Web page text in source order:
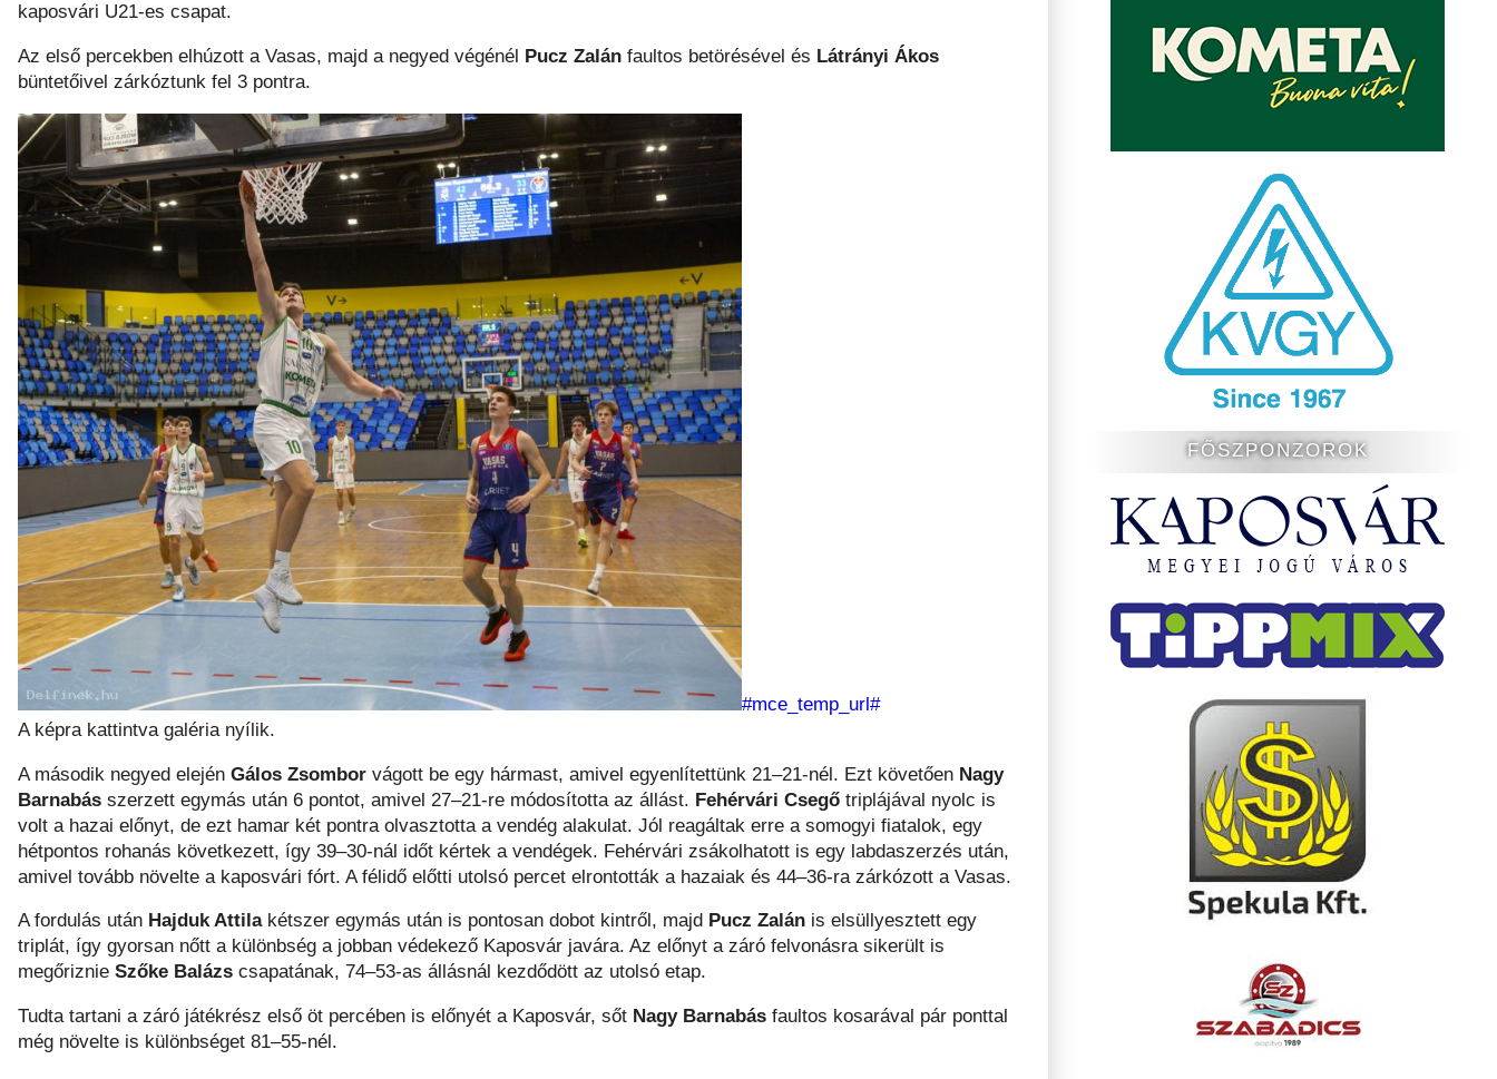
kaposvári U21-es csapat.
Az első percekben elhúzott a Vasas, majd a negyed végénél Pucz Zalán faultos betörésével és Látrányi Ákos
büntetőivel zárkóztunk fel 3 pontra.
#mce_temp_url#
A képra kattintva galéria nyílik.
A második negyed elején Gálos Zsombor vágott be egy hármast, amivel egyenlítettünk 21–21-nél. Ezt követően Nagy
Barnabás szerzett egymás után 6 pontot, amivel 27–21-re módosította az állást. Fehérvári Csegő triplájával nyolc is
volt a hazai előnyt, de ezt hamar két pontra olvasztotta a vendég alakulat. Jól reagáltak erre a somogyi fiatalok, egy
hétpontos rohanás következett, így 39–30-nál időt kértek a vendégek. Fehérvári zsákolhatott is egy labdaszerzés után,
amivel tovább növelte a kaposvári fórt. A félidő előtti utolsó percet elrontották a hazaiak és 44–36-ra zárkózott a Vasas.
A fordulás után Hajduk Attila kétszer egymás után is pontosan dobot kintről, majd Pucz Zalán is elsüllyesztett egy
triplát, így gyorsan nőtt a különbség a jobban védekező Kaposvár javára. Az előnyt a záró felvonásra sikerült is
megőriznie Szőke Balázs csapatának, 74–53-as állásnál kezdődött az utolsó etap.
Tudta tartani a záró játékrész első öt percében is előnyét a Kaposvár, sőt Nagy Barnabás faultos kosarával pár ponttal
még növelte is különbséget 81–55-nél.
FŐSZPONZOROK